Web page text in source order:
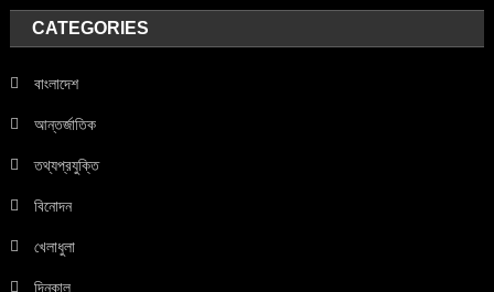
CATEGORIES
বাংলাদেশ
আন্তর্জাতিক
তথ্যপ্রযুক্তি
বিনোদন
খেলাধুলা
দিনকাল